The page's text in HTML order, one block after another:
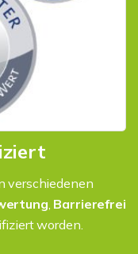
verschiedenen
Barrierefrei
worden.